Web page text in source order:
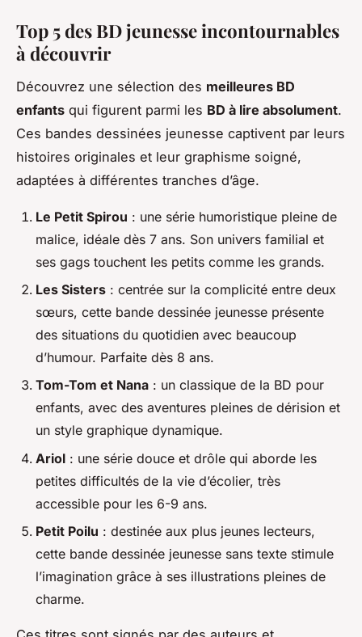
Top 5 des BD jeunesse incontournables
à découvrir
Découvrez une sélection des meilleures BD
enfants qui figurent parmi les BD à lire absolument.
Ces bandes dessinées jeunesse captivent par leurs
histoires originales et leur graphisme soigné,
adaptées à différentes tranches d’âge.
Le Petit Spirou : une série humoristique pleine de
malice, idéale dès 7 ans. Son univers familial et
ses gags touchent les petits comme les grands.
Les Sisters : centrée sur la complicité entre deux
sœurs, cette bande dessinée jeunesse présente
des situations du quotidien avec beaucoup
d’humour. Parfaite dès 8 ans.
Tom-Tom et Nana : un classique de la BD pour
enfants, avec des aventures pleines de dérision et
un style graphique dynamique.
Ariol : une série douce et drôle qui aborde les
petites difficultés de la vie d’écolier, très
accessible pour les 6-9 ans.
Petit Poilu : destinée aux plus jeunes lecteurs,
cette bande dessinée jeunesse sans texte stimule
l’imagination grâce à ses illustrations pleines de
charme.